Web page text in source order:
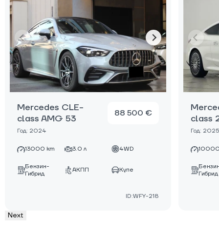
Mercedes CLE-
class AMG 53
Год: 2024
88 500 €
13000 km 3.0 л 4WD
Бензин-
Гибрид
АКПП Купе
ID:WFY-218
class
Год: 2025
Гибрид
Next